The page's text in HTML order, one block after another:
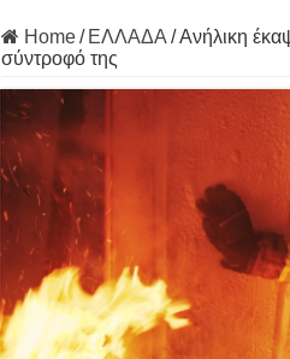
Home/ ΕΛΛΑΔΑ /Ανήλικη
σύντροφό της